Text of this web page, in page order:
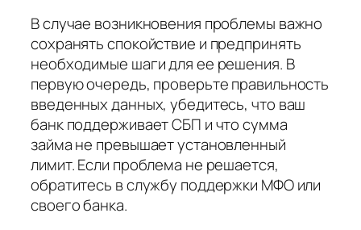
В случае возникновения проблемы важно
сохранять спокойствие и предпринять
необходимые шаги для ее решения. В
первую очередь, проверьте правильность
введенных данных, убедитесь, что ваш
банк поддерживает СБП и что сумма
займа не превышает установленный
лимит. Если проблема не решается,
обратитесь в службу поддержки МФО или
своего банка.